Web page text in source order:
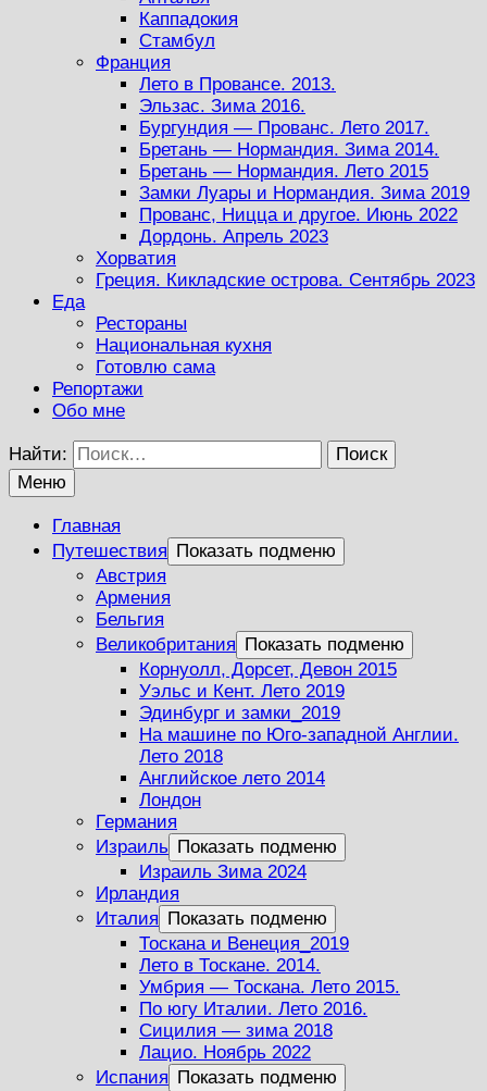
Каппадокия
Стамбул
Франция
Лето в Провансе. 2013.
Эльзас. Зима 2016.
Бургундия — Прованс. Лето 2017.
Бретань — Нормандия. Зима 2014.
Бретань — Нормандия. Лето 2015
Замки Луары и Нормандия. Зима 2019
Прованс, Ницца и другое. Июнь 2022
Дордонь. Апрель 2023
Хорватия
Греция. Кикладские острова. Сентябрь 2023
Еда
Рестораны
Национальная кухня
Готовлю сама
Репортажи
Обо мне
Найти:
Меню
Главная
Путешествия Показать подменю
Австрия
Армения
Бельгия
Великобритания Показать подменю
Корнуолл, Дорсет, Девон 2015
Уэльс и Кент. Лето 2019
Эдинбург и замки_2019
На машине по Юго-западной Англии.
Лето 2018
Английское лето 2014
Лондон
Германия
Израиль Показать подменю
Израиль Зима 2024
Ирландия
Италия Показать подменю
Тоскана и Венеция_2019
Лето в Тоскане. 2014.
Умбрия — Тоскана. Лето 2015.
По югу Италии. Лето 2016.
Сицилия — зима 2018
Лацио. Ноябрь 2022
Испания Показать подменю